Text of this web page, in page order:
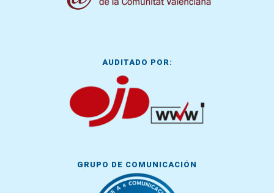
AUDITADO POR:
GRUPO DE COMUNICACIÓN